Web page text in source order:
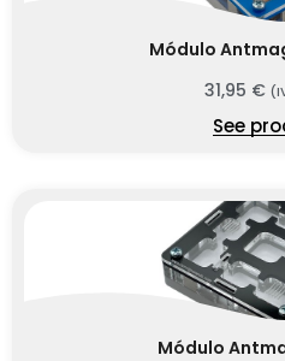
Módulo
31,95 €
See
Módulo